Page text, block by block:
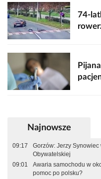
74-
Najnowsze
09:17
Gorzów: Jerzy
Obywatelskiej
09:01
Awaria samochodu w
pomoc po polsku?